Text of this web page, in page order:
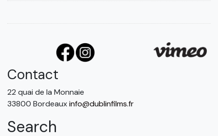
Contact
22 quai de la Monnaie
33800 Bordeauxinfo@dublinfilms.fr
Search